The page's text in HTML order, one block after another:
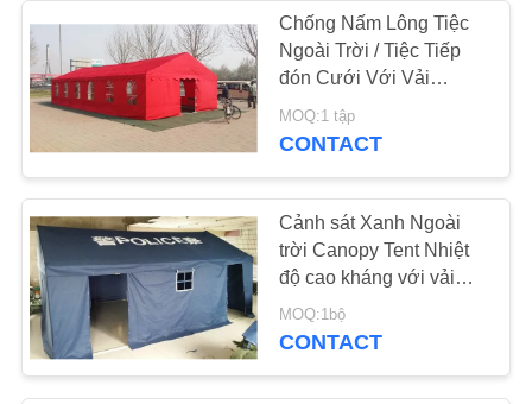
Túi nghỉ ngủ
Chống Nấm Lông Tiệc
Ngoài Trời / Tiệc Tiếp
đón Cưới Với Vải
Acrylic
MOQ:1 tập
CONTACT
Cảnh sát Xanh Ngoài
trời Canopy Tent Nhiệt
độ cao kháng với vải
Oxford
MOQ:1bộ
CONTACT